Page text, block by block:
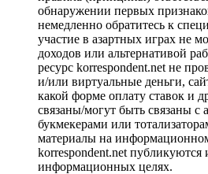
обнаружении первых
немедленно обратитесь к
участие в азартных играх не
доходов или альтернативой
ресурс korrespondent.net не
и/или виртуальные деньги,
какой форме оплату ставок и
связаны/могут быть связаны с
букмекерами или
материалы на
korrespondent.net публикуются
информационных целях.